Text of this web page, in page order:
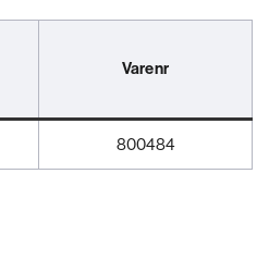
Varenr
800484